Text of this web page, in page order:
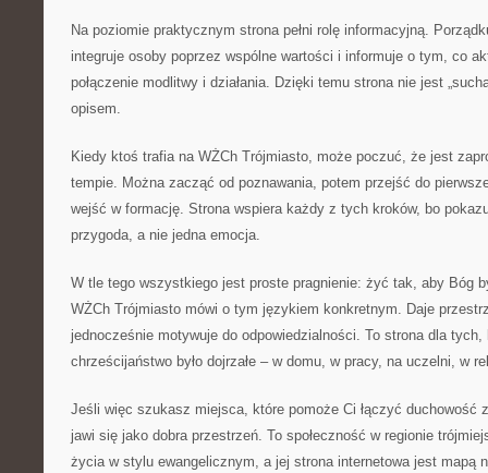
Na poziomie praktycznym strona pełni rolę informacyjną.
integruje osoby poprzez wspólne wartości i informuje o tym, co
połączenie modlitwy i działania. Dzięki temu strona nie jest
opisem.
Kiedy ktoś trafia na WŻCh Trójmiasto, może poczuć, że jest
tempie. Można zacząć od poznawania, potem przejść do
wejść w formację. Strona wspiera każdy z tych kroków, bo
przygoda, a nie jedna emocja.
W tle tego wszystkiego jest proste pragnienie: żyć tak, aby Bóg
WŻCh Trójmiasto mówi o tym językiem konkretnym. Daje
jednocześnie motywuje do odpowiedzialności. To strona dla
chrześcijaństwo było dojrzałe – w domu, w pracy, na uczelni, w
Jeśli więc szukasz miejsca, które pomoże Ci łączyć duchowość
jawi się jako dobra przestrzeń. To społeczność w regionie
życia w stylu ewangelicznym, a jej strona internetowa jest mapą